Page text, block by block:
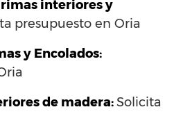
interiores y
presupuesto en Oria
y Encolados:
de madera:Solicita